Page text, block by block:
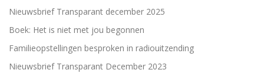
Nieuwsbrief Transparant december 2025
Boek: Het is niet met jou begonnen
Familieopstellingen besproken in radiouitzending
Nieuwsbrief Transparant December 2023